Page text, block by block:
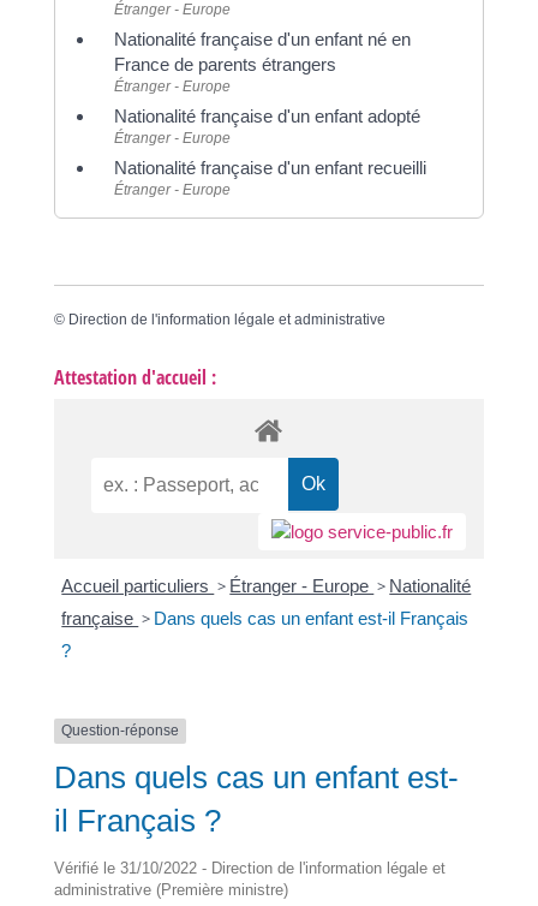
Étranger - Europe
Nationalité française d'un enfant né en
France de parents étrangers
Étranger - Europe
Nationalité française d'un enfant adopté
Étranger - Europe
Nationalité française d'un enfant recueilli
Étranger - Europe
© Direction de l'information légale et administrative
Attestation d'accueil :
Accueil particuliers > Étranger - Europe > Nationalité
française > Dans quels cas un enfant est-il Français
?
Question-réponse
Dans quels cas un enfant est-
il Français ?
Vérifié le 31/10/2022 - Direction de l'information légale et
administrative (Première ministre)